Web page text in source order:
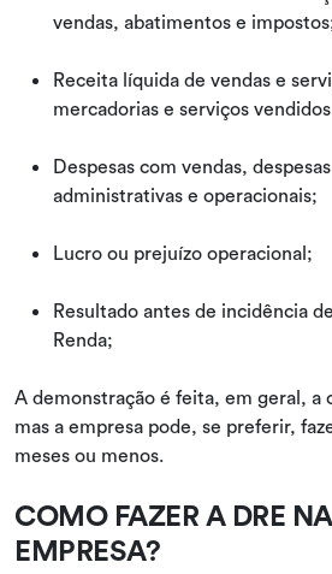
vendas, abatimentos e
Receita líquida de vendas e
mercadorias e serviços
Despesas com vendas,
administrativas e operacionais;
Lucro ou prejuízo operacional;
Resultado antes de incidência
Renda;
A demonstração é feita, em geral, a
mas a empresa pode, se preferir,
meses ou menos.
COMO FAZER A DRE
EMPRESA?